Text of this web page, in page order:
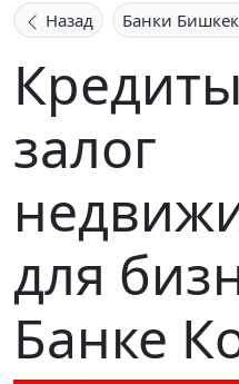
Назад Банки
залог
для
Банке